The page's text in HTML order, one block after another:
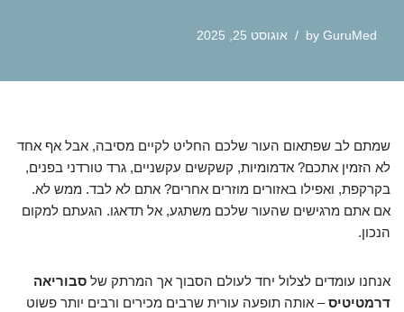
by GuruMed אוגוסט 25, 2025
שמתם לב שפתאום העור שלכם החליט לקיים מסיבה, אבל אף אחד
לא הזמין אתכם? אדמומיות, קשקשים עקשניים, גרד טורדני בפנים,
בקרקפת, ואפילו באזורים מוזרים אחרים? אתם לא לבד. ממש לא.
אם אתם מרגישים שהעור שלכם משתגע, אל תדאגו. הגעתם למקום
הנכון.
אנחנו עומדים לצלול יחד לעולם הסבוך אך המרתק של סבוריאה
דרמטיטיס– אותה תופעה עורית שרבים מכירים ורבים יותר פשוט